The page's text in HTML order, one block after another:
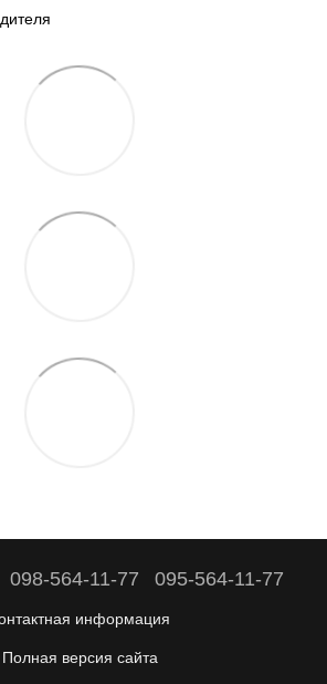
098-564-11-77 095-564-11-77
информация
Полная версия сайта